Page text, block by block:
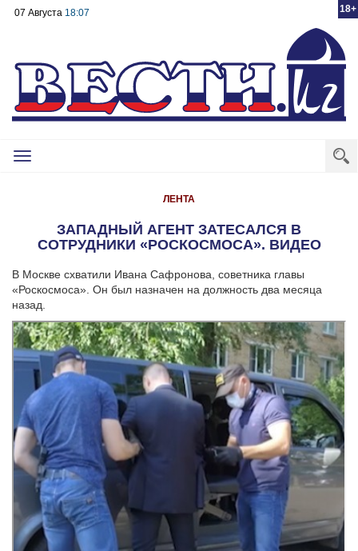
18+
07 Августа 18:07
Toggle
ЛЕНТА
ЗАПАДНЫЙ АГЕНТ ЗАТЕСАЛСЯ В
СОТРУДНИКИ «РОСКОСМОСА». ВИДЕО
В Москве схватили Ивана Сафронова, советника главы
«Роскосмоса». Он был назначен на должность два месяца
назад.